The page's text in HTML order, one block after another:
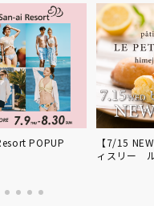
POPUP
【7/15
ィスリー